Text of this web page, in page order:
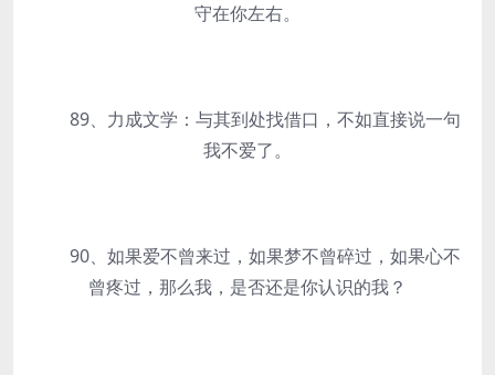
守在你左右。
89、力成文学：与其到处找借口，不如直接说一句
我不爱了。
90、如果爱不曾来过，如果梦不曾碎过，如果心不
曾疼过，那么我，是否还是你认识的我？